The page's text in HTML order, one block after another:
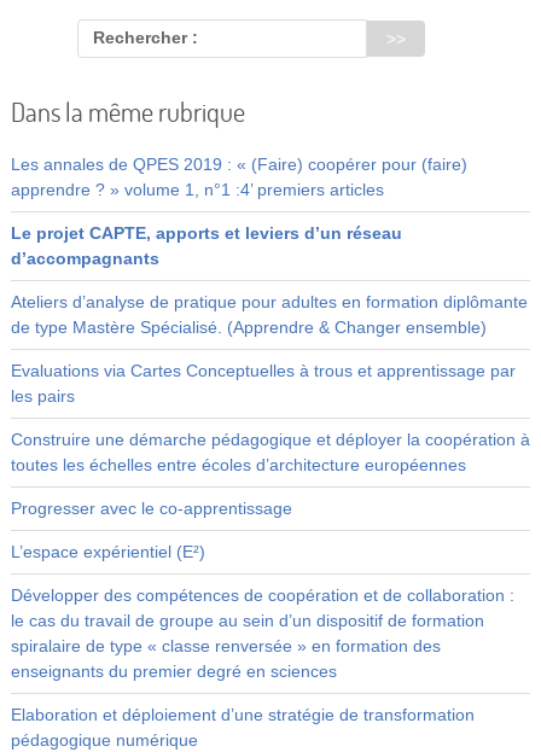
Rechercher :
Dans la même rubrique
Les annales de QPES 2019 : « (Faire) coopérer pour (faire)
apprendre ? » volume 1, n°1 :4’ premiers articles
Le projet CAPTE, apports et leviers d’un réseau
d’accompagnants
Ateliers d’analyse de pratique pour adultes en formation diplômante
de type Mastère Spécialisé. (Apprendre & Changer ensemble)
Evaluations via Cartes Conceptuelles à trous et apprentissage par
les pairs
Construire une démarche pédagogique et déployer la coopération à
toutes les échelles entre écoles d’architecture européennes
Progresser avec le co-apprentissage
L’espace expérientiel (E²)
Développer des compétences de coopération et de collaboration :
le cas du travail de groupe au sein d’un dispositif de formation
spiralaire de type « classe renversée » en formation des
enseignants du premier degré en sciences
Elaboration et déploiement d’une stratégie de transformation
pédagogique numérique